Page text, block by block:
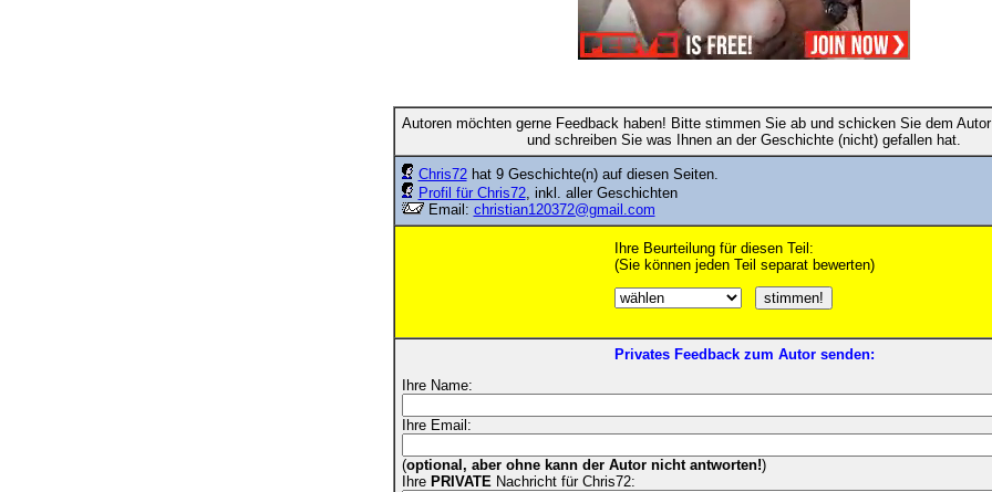
Autoren möchten gerne Feedback haben! Bitte stimmen Sie ab und schicken Sie dem
und schreiben Sie was Ihnen an der Geschichte (nicht) gefallen hat.
Chris72hat 9 Geschichte(n) auf diesen Seiten.
Profil für Chris72, inkl. aller Geschichten
Email: christian120372@gmail.com
Ihre Beurteilung für diesen Teil:
(Sie können jeden Teil separat bewerten)
Privates Feedback zum Autor senden:
Ihre Name:
Ihre Email:
(optional, aber ohne kann der Autor nicht antworten!)
Ihre PRIVATENachricht für Chris72: